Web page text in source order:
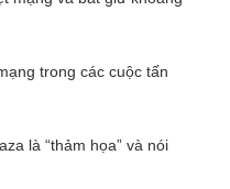
trong các cuộc tấn
là “thảm họa” và nói